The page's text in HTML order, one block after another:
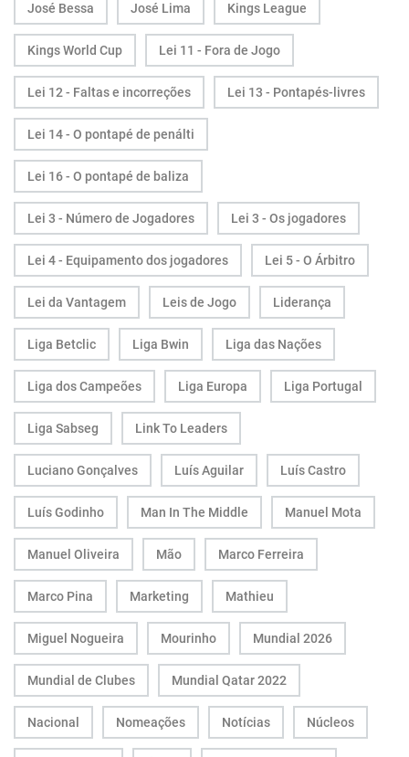
José Bessa José Lima Kings League
Kings World Cup Lei 11 - Fora de Jogo
Lei 12 - Faltas e incorreções Lei 13 - Pontapés-livres
Lei 14 - O pontapé de penálti
Lei 16 - O pontapé de baliza
Lei 3 - Número de Jogadores Lei 3 - Os jogadores
Lei 4 - Equipamento dos jogadores Lei 5 - O Árbitro
Lei da Vantagem Leis de Jogo Liderança
Liga Betclic Liga Bwin Liga das Nações
Liga dos Campeões Liga Europa Liga Portugal
Liga Sabseg Link To Leaders
Luciano Gonçalves Luís Aguilar Luís Castro
Luís Godinho Man In The Middle Manuel Mota
Manuel Oliveira Mão Marco Ferreira
Marco Pina Marketing Mathieu
Miguel Nogueira Mourinho Mundial 2026
Mundial de Clubes Mundial Qatar 2022
Nacional Nomeações Notícias Núcleos